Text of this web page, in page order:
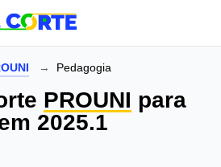
Pedagogia
PROUNI para
2025.1